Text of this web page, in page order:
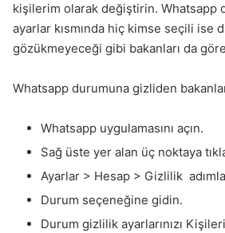
kişilerim olarak değiştirin. Whatsapp
ayarlar kısmında hiç kimse seçili ise
gözükmeyeceği gibi bakanları da
Whatsapp durumuna gizliden
Whatsapp uygulamasını açın.
Sağ üste yer alan üç noktaya
Ayarlar > Hesap > Gizlilik
Durum seçeneğine gidin.
Durum gizlilik ayarlarınızı